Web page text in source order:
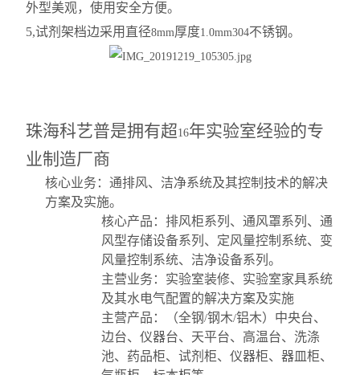
外型美观，使用安全方便。
5,试剂架档边采用直径8mm厚度1.0mm304不锈钢。
珠海科艺普是拥有超16年实验室经验的专
业制造厂商
核心业务：通排风、洁净系统及其控制技术的解决
方案及实施。
核心产品：排风柜系列、通风罩系列、通
风型存储设备系列、定风量控制系统、变
风量控制系统、洁净设备系列。
主营业务：实验室装修、实验室家具系统
及其水电气配置的解决方案及实施
主营产品：（全钢/钢木/铝木）中央台、
边台、仪器台、天平台、高温台、洗涤
池、药品柜、试剂柜、仪器柜、器皿柜、